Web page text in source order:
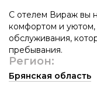
С отелем Вираж вы
комфортом и
обслуживания,
пребывания.
Регион:
Брянская область